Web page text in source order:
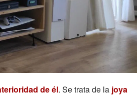
de él. Se trata de la joya